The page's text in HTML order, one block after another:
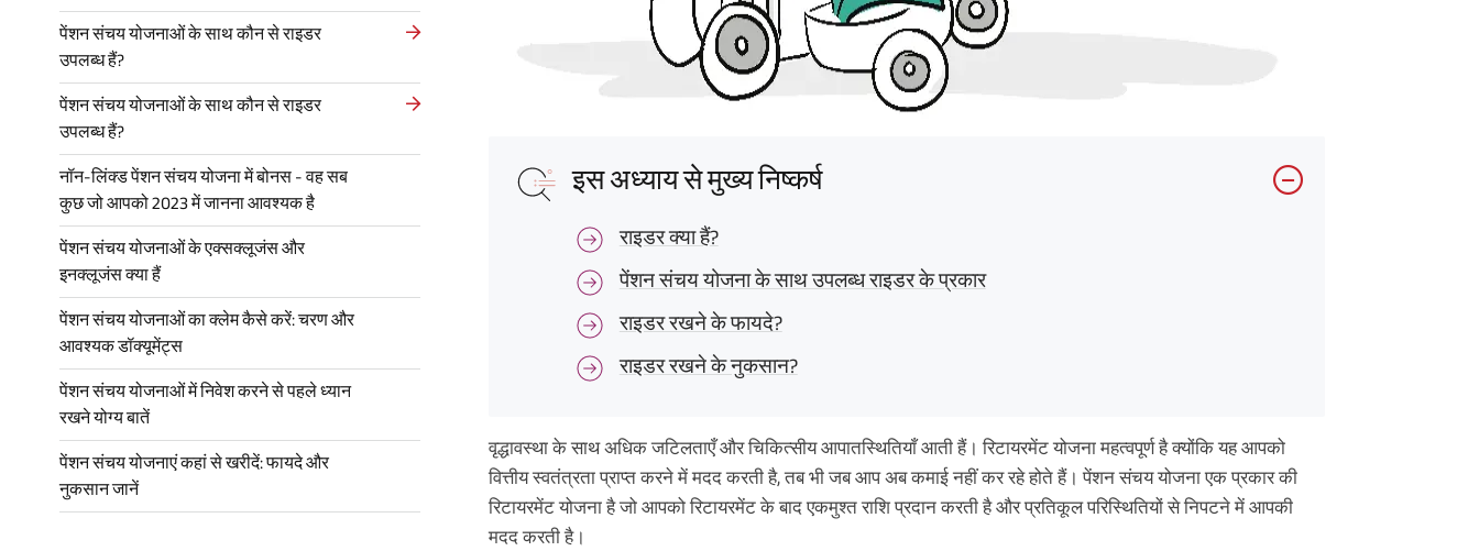
पेंशन संचय योजनाओं के साथ कौन से राइडर
उपलब्ध हैं?
पेंशन संचय योजनाओं के साथ कौन से राइडर
उपलब्ध हैं?
नॉन-लिंक्ड पेंशन संचय योजना में बोनस - वह सब
कुछ जो आपको 2023 में जानना आवश्यक है
पेंशन संचय योजनाओं के एक्सक्लूजंस और
इनक्लूजंस क्या हैं
पेंशन संचय योजनाओं का क्लेम कैसे करें: चरण और
आवश्यक डॉक्यूमेंट्स
पेंशन संचय योजनाओं में निवेश करने से पहले ध्यान
रखने योग्य बातें
पेंशन संचय योजनाएं कहां से खरीदें: फायदे और
नुकसान जानें
इस अध्याय से मुख्य निष्कर्ष
राइडर क्या हैं?
पेंशन संचय योजना के साथ उपलब्ध राइडर के प्रकार
राइडर रखने के फायदे?
राइडर रखने के नुकसान?
वृद्धावस्था के साथ अधिक जटिलताएँ और चिकित्सीय आपातस्थितियाँ आती हैं। रिटायरमेंट योजना महत्वपूर्ण है क्योंकि यह आपको
वित्तीय स्वतंत्रता प्राप्त करने में मदद करती है, तब भी जब आप अब कमाई नहीं कर रहे होते हैं। पेंशन संचय योजना एक प्रकार की
रिटायरमेंट योजना है जो आपको रिटायरमेंट के बाद एकमुश्त राशि प्रदान करती है और प्रतिकूल परिस्थितियों से निपटने में आपकी
मदद करती है।